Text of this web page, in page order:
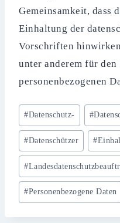
Gemeinsamkeit, dass
Einhaltung der
Vorschriften
unter anderem für den
personenbezogenen
Schlagworte:
#Datenschutz- #
#Datenschützer #
#
#Personenbezogene Daten